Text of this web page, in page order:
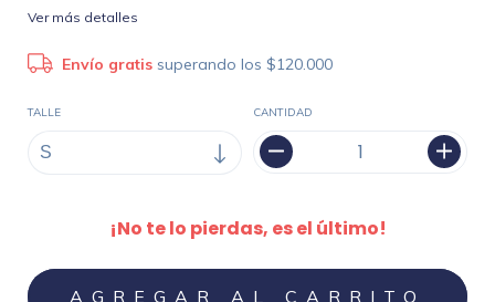
Ver más detalles
Envío gratis superando los$120.000
TALLE CANTIDAD
¡No te lo pierdas, es el último!